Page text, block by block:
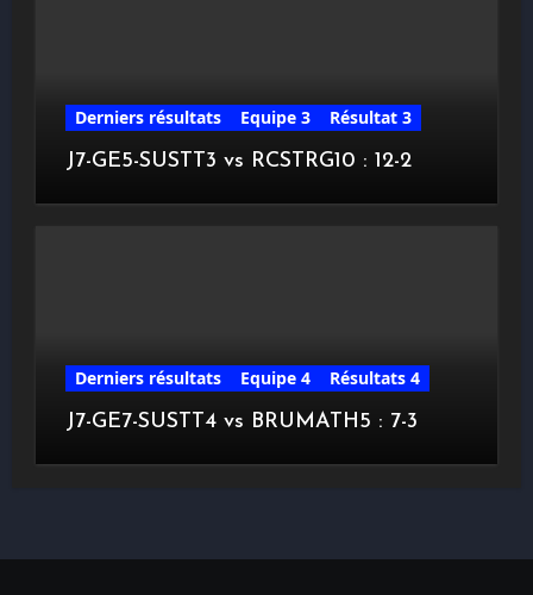
Derniers résultats Equipe 3
Résultat 3
J7-GE5-SUSTT3 vs RCSTRG10 : 12-2
Derniers résultats Equipe 4
Résultats 4
J7-GE7-SUSTT4 vs BRUMATH5 : 7-3